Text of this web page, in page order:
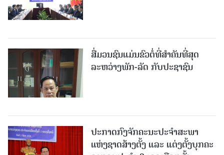
ສື່ມວນຊົນແມ່ນຂົວຕໍ່ທີ່ສໍາຄັນທີ່ສຸດ
ລະຫວ່າງພັກ-ລັດ ກັບປະຊາຊົນ
ປະກາດກົງຈັກຄະນະປະຈໍາສະພາ
ແຫ່ງຊາດສ້າງຕັ້ງ ແລະ ແຕ່ງຕັ້ງບຸກຄະ